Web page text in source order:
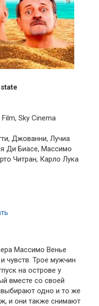
Sky Cinema
Джованни, Лучиа
Ди Биасе, Массимо
Читран, Карло Лука
Массимо Венье
чувств. Трое мужчин
на острове у
вместе со своей
выбирают одно и то же
и они также снимают